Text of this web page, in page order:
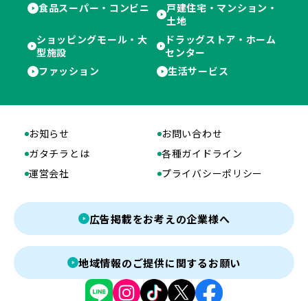
食品スーパー・コンビニ
戸建住宅・マンション・
土地
ショッピングモール・大
型施設
ドラッグストア・ホーム
センター
ファッション
生活サービス
お知らせ
お問い合わせ
ガタチラとは
各種ガイドライン
運営会社
プライバシーポリシー
広告掲載をお考えの企業様へ
地域情報のご提供に関するお願い